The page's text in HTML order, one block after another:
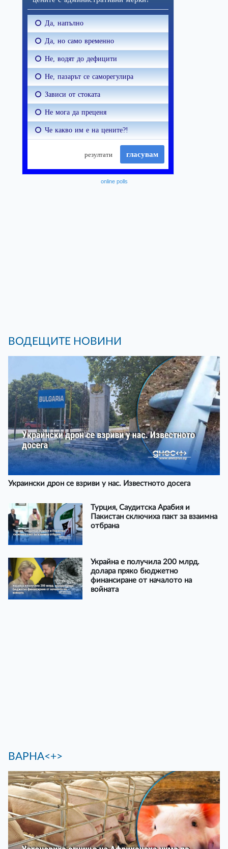
online polls
ВОДЕЩИТЕ НОВИНИ
Украински дрон се взриви у нас. Известното досега
Турция, Саудитска Арабия и
Пакистан сключиха пакт за взаимна
отбрана
Украйна е получила 200 млрд.
долара пряко бюджетно
финансиране от началото на
войната
ВАРНА<+>